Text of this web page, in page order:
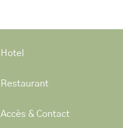
Hotel
Restaurant
Accès & Contact